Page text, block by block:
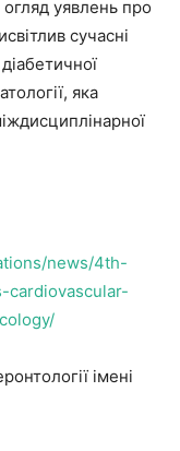
уявлень про
сучасні
яка
news/4th-
cardiovascular-
імені